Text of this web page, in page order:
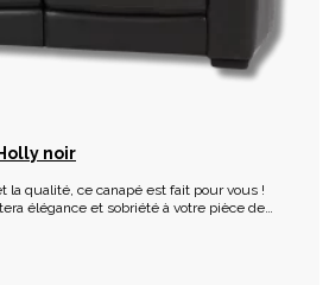
noir
la qualité, ce canapé est fait pour vous !
élégance et sobriété à votre pièce de